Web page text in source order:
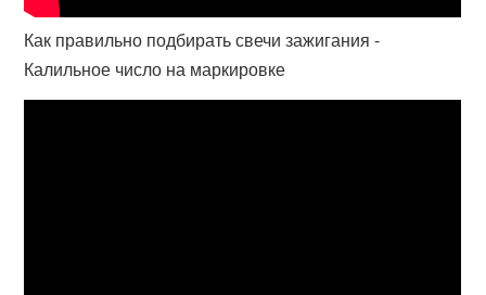
Как правильно подбирать свечи зажигания -
Калильное число на маркировке